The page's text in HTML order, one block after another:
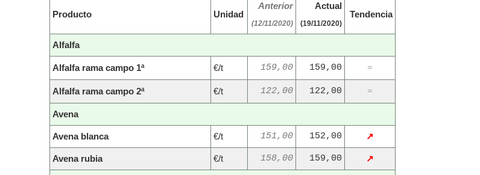
Producto Unidad
Anterior
(12/11/2020)
Actual
(19/11/2020)
Tendencia
Alfalfa
Alfalfa rama campo 1ª €/t 159,00 159,00 =
Alfalfa rama campo 2ª €/t 122,00 122,00 =
Avena
Avena blanca €/t 151,00 152,00 ↗
Avena rubia €/t 158,00 159,00 ↗